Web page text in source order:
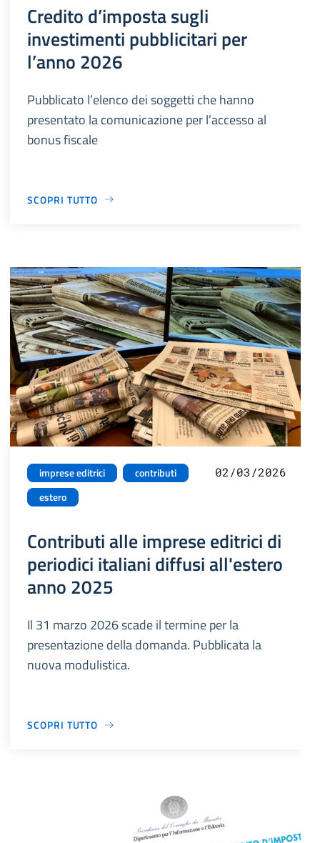
Credito d’imposta sugli
investimenti pubblicitari per
l’anno 2026
Pubblicato l’elenco dei soggetti che hanno
presentato la comunicazione per l’accesso al
bonus fiscale
SCOPRI TUTTO
imprese editrici
contributi
estero
02/03/2026
Contributi alle imprese editrici di
periodici italiani diffusi all'estero
anno 2025
Il 31 marzo 2026 scade il termine per la
presentazione della domanda. Pubblicata la
nuova modulistica.
SCOPRI TUTTO